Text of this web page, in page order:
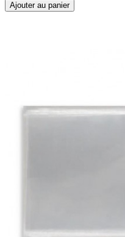
Ajouter au panier